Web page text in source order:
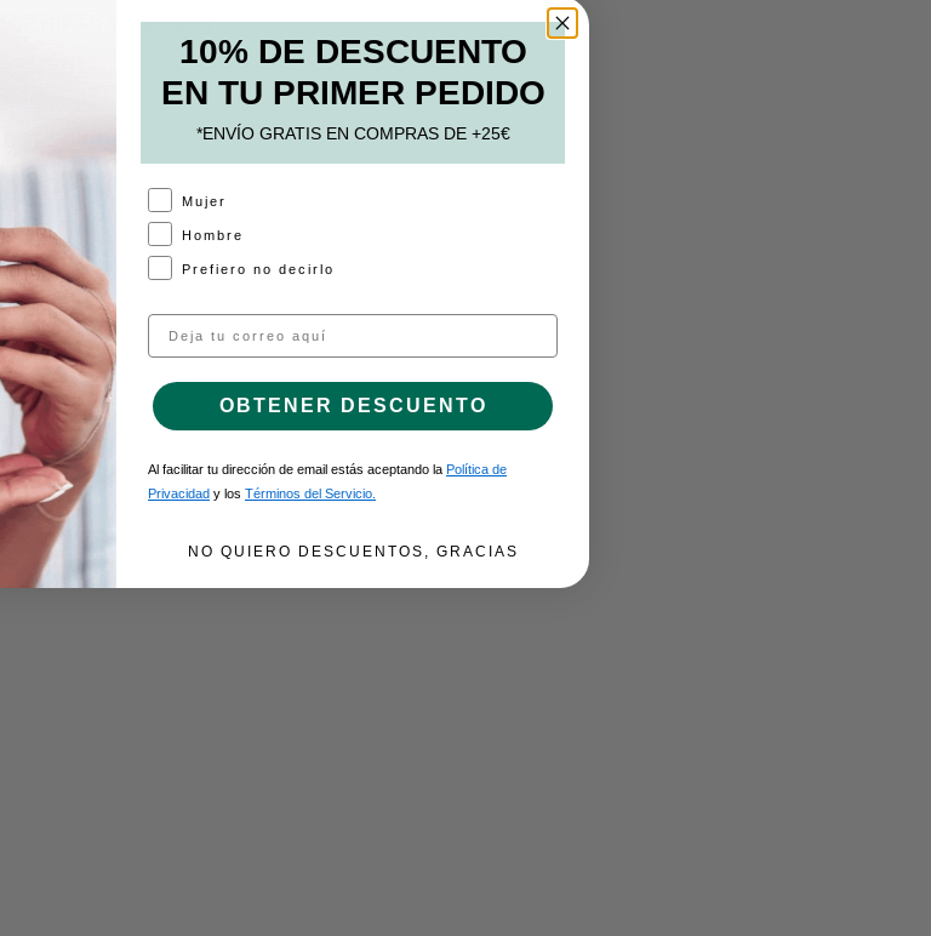
MOCHILAS Y BOLSOS
10% DE DESCUENTO
EN TU PRIMER PEDIDO
*ENVÍO GRATIS EN COMPRAS DE +25€
A Mujer
Hombre
Prefiero no decirlo
Email
OBTENER DESCUENTO
Al facilitar tu dirección de email estás aceptando la Política de
Privacidad y los Términos del Servicio.
NO QUIERO DESCUENTOS, GRACIAS